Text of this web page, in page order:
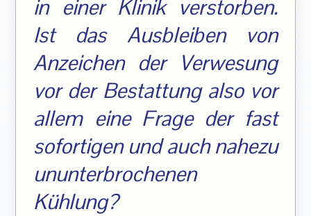
in einer Klinik verstorben.
Ist das Ausbleiben von
Anzeichen der Verwesung
vor der Bestattung also vor
allem eine Frage der fast
sofortigen und auch nahezu
ununterbrochenen
Kühlung?